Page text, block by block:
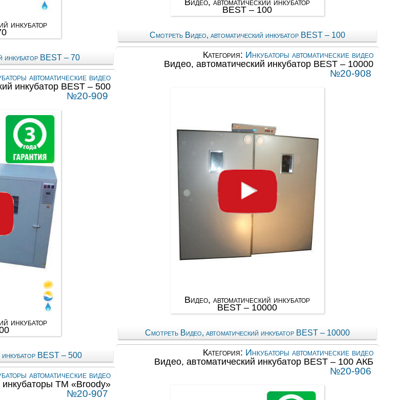
инкубатор
инкубатор BEST – 70
автоматические видео
инкубатор BEST – 500
№20-909
инкубатор
инкубатор BEST – 500
автоматические видео
ТМ «Broody»
№20-907
Видео, автоматический инкубатор
BEST – 100
Смотреть Видео, автоматический инкубатор BEST – 100
Категория: Инкубаторы автоматические видео
Видео, автоматический инкубатор BEST – 10000
№20-908
Видео, автоматический инкубатор
BEST – 10000
Смотреть Видео, автоматический инкубатор BEST – 10000
Категория: Инкубаторы автоматические видео
Видео, автоматический инкубатор BEST – 100 АКБ
№20-906